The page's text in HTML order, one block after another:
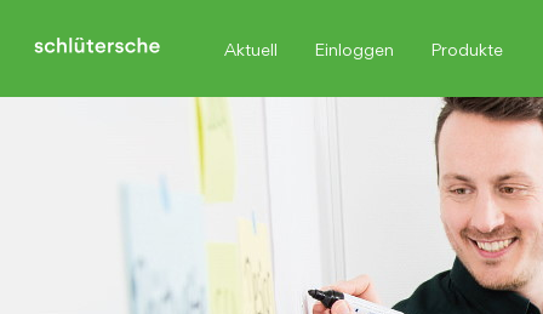
Aktuell Einloggen Produkte